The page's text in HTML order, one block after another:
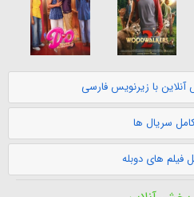
با زیرنویس فارسی
سریال ها
فیلم های دوبله